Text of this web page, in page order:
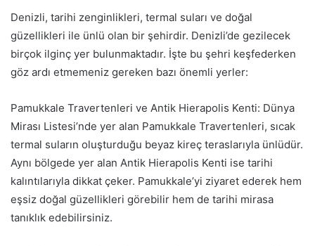
Denizli, tarihi zenginlikleri, termal suları ve doğal
güzellikleri ile ünlü olan bir şehirdir. Denizli’de gezilecek
birçok ilginç yer bulunmaktadır. İşte bu şehri keşfederken
göz ardı etmemeniz gereken bazı önemli yerler:
Pamukkale Travertenleri ve Antik Hierapolis Kenti: Dünya
Mirası Listesi’nde yer alan Pamukkale Travertenleri, sıcak
termal suların oluşturduğu beyaz kireç teraslarıyla ünlüdür.
Aynı bölgede yer alan Antik Hierapolis Kenti ise tarihi
kalıntılarıyla dikkat çeker. Pamukkale’yi ziyaret ederek hem
eşsiz doğal güzellikleri görebilir hem de tarihi mirasa
tanıklık edebilirsiniz.